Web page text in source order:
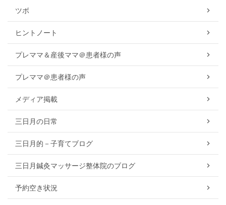
ツボ
ヒントノート
プレママ＆産後ママ＠患者様の声
プレママ＠患者様の声
メディア掲載
三日月の日常
三日月的－子育てブログ
三日月鍼灸マッサージ整体院のブログ
予約空き状況